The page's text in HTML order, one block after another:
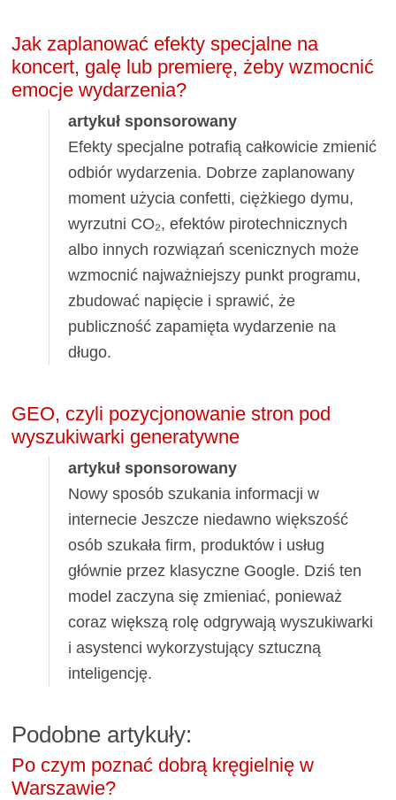
Jak zaplanować efekty specjalne na
koncert, galę lub premierę, żeby wzmocnić
emocje wydarzenia?
artykuł sponsorowany
Efekty specjalne potrafią całkowicie zmienić
odbiór wydarzenia. Dobrze zaplanowany
moment użycia confetti, ciężkiego dymu,
wyrzutni CO₂, efektów pirotechnicznych
albo innych rozwiązań scenicznych może
wzmocnić najważniejszy punkt programu,
zbudować napięcie i sprawić, że
publiczność zapamięta wydarzenie na
długo.
GEO, czyli pozycjonowanie stron pod
wyszukiwarki generatywne
artykuł sponsorowany
Nowy sposób szukania informacji w
internecie Jeszcze niedawno większość
osób szukała firm, produktów i usług
głównie przez klasyczne Google. Dziś ten
model zaczyna się zmieniać, ponieważ
coraz większą rolę odgrywają wyszukiwarki
i asystenci wykorzystujący sztuczną
inteligencję.
Podobne artykuły:
Po czym poznać dobrą kręgielnię w
Warszawie?